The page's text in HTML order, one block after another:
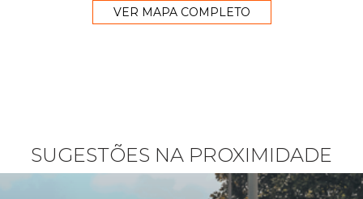
VER MAPA COMPLETO
SUGESTÕES NA PROXIMIDADE